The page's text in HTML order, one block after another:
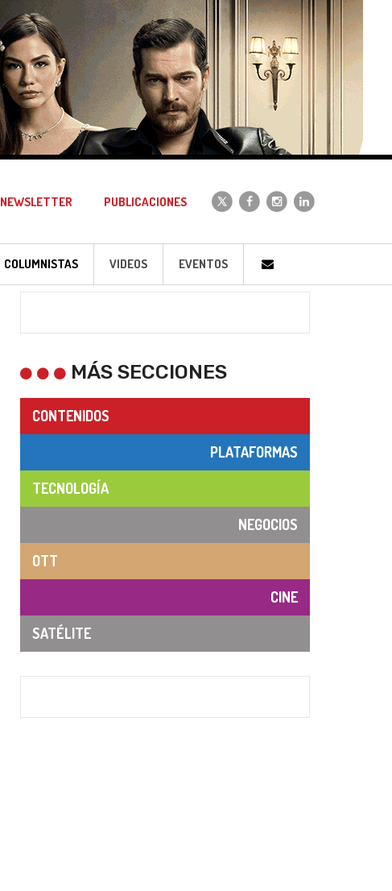
NEWSLETTER PUBLICACIONES
COLUMNISTAS VIDEOS EVENTOS
MÁS SECCIONES
CONTENIDOS
PLATAFORMAS
TECNOLOGÍA
NEGOCIOS
OTT
CINE
SATÉLITE